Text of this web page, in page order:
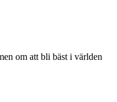
om att bli bäst i världen